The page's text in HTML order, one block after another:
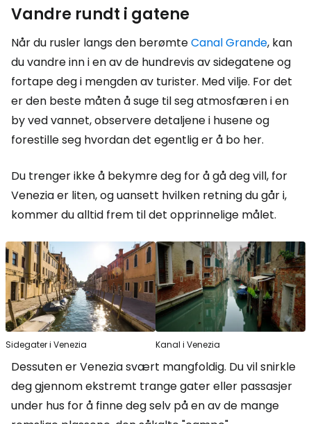
Vandre rundt i gatene
Når du rusler langs den berømteCanal Grande, kan
du vandre inn i en av de hundrevis av sidegatene og
fortape deg i mengden av turister. Med vilje. For det
er den beste måten å suge til seg atmosfæren i en
by ved vannet, observere detaljene i husene og
forestille seg hvordan det egentlig er å bo her.
Du trenger ikke å bekymre deg for å gå deg vill, for
Venezia er liten, og uansett hvilken retning du går i,
kommer du alltid frem til det opprinnelige målet.
Sidegater i Venezia Kanal i Venezia
Dessuten er Venezia svært mangfoldig. Du vil snirkle
deg gjennom ekstremt trange gater eller passasjer
under hus for å finne deg selv på en av de mange